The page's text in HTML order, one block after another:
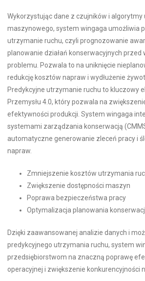
Wykorzystując dane z czujników i algorytmy
maszynowego, system wingaga umożliwia
utrzymanie ruchu, czyli prognozowanie
planowanie działań konserwacyjnych przed
problemu. Pozwala to na uniknięcie
redukcję kosztów napraw i wydłużenie
Predykcyjne utrzymanie ruchu to kluczowy
Przemysłu 4.0, który pozwala na
efektywności produkcji. System wingaga
systemami zarządzania konserwacją
automatyczne generowanie zleceń pracy i
napraw.
Zmniejszenie kosztów utrzymania
Zwiększenie dostępności maszyn
Poprawa bezpieczeństwa pracy
Optymalizacja planowania
Dzięki zaawansowanej analizie danych i
predykcyjnego utrzymania ruchu, system
przedsiębiorstwom na znaczną poprawę
operacyjnej i zwiększenie konkurencyjności